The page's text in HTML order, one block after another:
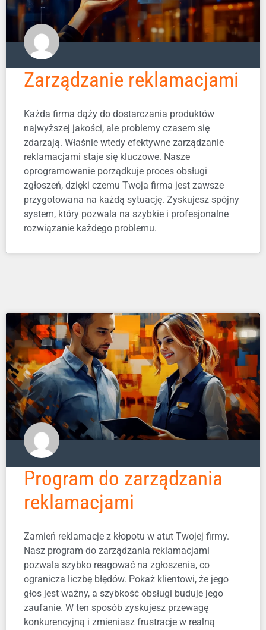
Zarządzanie reklamacjami
Każda firma dąży do dostarczania produktów
najwyższej jakości, ale problemy czasem się
zdarzają. Właśnie wtedy efektywne zarządzanie
reklamacjami staje się kluczowe. Nasze
oprogramowanie porządkuje proces obsługi
zgłoszeń, dzięki czemu Twoja firma jest zawsze
przygotowana na każdą sytuację. Zyskujesz spójny
system, który pozwala na szybkie i profesjonalne
rozwiązanie każdego problemu.
Program do zarządzania
reklamacjami
Zamień reklamacje z kłopotu w atut Twojej firmy.
Nasz program do zarządzania reklamacjami
pozwala szybko reagować na zgłoszenia, co
ogranicza liczbę błędów. Pokaż klientowi, że jego
głos jest ważny, a szybkość obsługi buduje jego
zaufanie. W ten sposób zyskujesz przewagę
konkurencyjną i zmieniasz frustracje w realną